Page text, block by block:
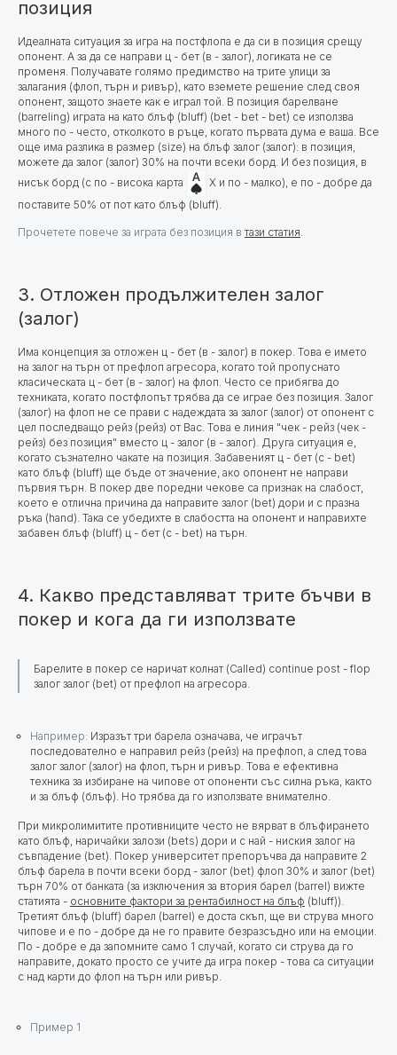
позиция
Идеалната ситуация за игра на постфлопа е да си в позиция срещу
опонент. А за да се направи ц - бет (в - залог), логиката не се
променя. Получавате голямо предимство на трите улици за
залагания (флоп, търн и ривър), като вземете решение след своя
опонент, защото знаете как е играл той. В позиция барелване
(barreling) играта на като блъф (bluff) (bet - bet - bet) се използва
много по - често, отколкото в ръце, когато първата дума е ваша. Все
още има разлика в размер (size) на блъф залог (залог): в позиция,
можете да залог (залог) 30% на почти всеки борд. И без позиция, в
нисък борд (с по - висока карта
X и по - малко), е по - добре да
поставите 50% от пот като блъф (bluff).
Прочетете повече за играта без позиция в тази статия
3. Отложен продължителен залог
(залог)
Има концепция за отложен ц - бет (в - залог) в покер. Това е името
на залог на търн от префлоп агресора, когато той пропуснато
класическата ц - бет (в - залог) на флоп. Често се прибягва до
техниката, когато постфлопът трябва да се играе без позиция. Залог
(залог) на флоп не се прави с надеждата за залог (залог) от опонент с
цел последващо рейз (рейз) от Вас. Това е линия "чек - рейз (чек -
рейз) без позиция" вместо ц - залог (в - залог). Друга ситуация е,
когато съзнателно чакате на позиция. Забавеният ц - бет (c - bet)
като блъф (bluff) ще бъде от значение, ако опонент не направи
първия търн. В покер две поредни чекове са признак на слабост,
което е отлична причина да направите залог (bet) дори и с празна
ръка (hand). Така се убедихте в слабостта на опонент и направихте
забавен блъф (bluff) ц - бет (c - bet) на търн.
4. Какво представляват трите бъчви в
покер и кога да ги използвате
Барелите в покер се наричат колнат (Called) continue post - flop
залог залог (bet) от префлоп на агресора.
Например: Изразът три барела означава, че играчът
последователно е направил рейз (рейз) на префлоп, а след това
залог залог (залог) на флоп, търн и ривър. Това е ефективна
техника за избиране на чипове от опоненти със силна ръка, както
и за блъф (блъф). Но трябва да го използвате внимателно.
При микролимитите противниците често не вярват в блъфирането
като блъф, наричайки залози (bets) дори и с най - ниския залог на
съвпадение (bet). Покер университет препоръчва да направите 2
блъф барела в почти всеки борд - залог (bet) флоп 30% и залог (bet)
търн 70% от банката (за изключения за втория барел (barrel) вижте
статията - основните фактори за рентабилност на блъф (bluff)).
Третият блъф (bluff) барел (barrel) е доста скъп, ще ви струва много
чипове и е по - добре да не го правите безразсъдно или на емоции.
По - добре е да запомните само 1 случай, когато си струва да го
направите, докато просто се учите да игра покер - това са ситуации
с над карти до флоп на търн или ривър.
Пример 1